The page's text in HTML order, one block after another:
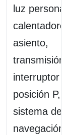
luz
asiento,
transmisión,
interruptor
posición P,
sistema de
navegación,